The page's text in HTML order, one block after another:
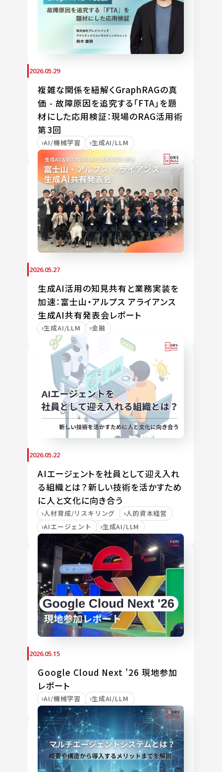
2026.05.29
複雑な関係を紐解くGraphRAGの真
価 - 故障原因を追究する「FTA」を題
材にした応用検証：現場のRAG活用術
第3回
AI/機械学習 生成AI/LLM
2026.05.27
生成AI活用の知見共有と業務実装を
加速：富士山・アルプス アライアンス
生成AI共有発表会レポート
生成AI/LLM 金融
2026.05.22
AIエージェントを社員として迎え入れ
る組織とは？新しい技術を活かすため
に人と文化に向き合う
人材育成/リスキリング
人的資本経営
AIエージェント
生成AI/LLM
2026.05.15
Google Cloud Next '26 現地参加
レポート
AI/機械学習 生成AI/LLM